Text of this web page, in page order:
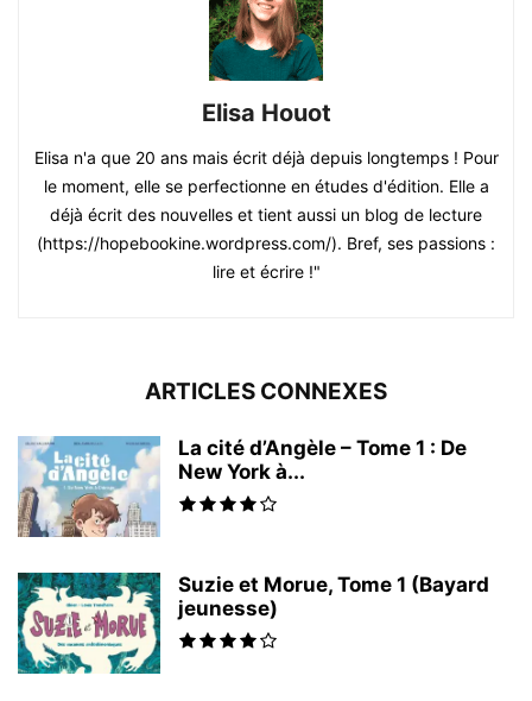
Elisa Houot
Elisa n'a que 20 ans mais écrit déjà depuis longtemps ! Pour
le moment, elle se perfectionne en études d'édition. Elle a
déjà écrit des nouvelles et tient aussi un blog de lecture
(https://hopebookine.wordpress.com/). Bref, ses passions :
lire et écrire !"
ARTICLES CONNEXES
La cité d’Angèle – Tome 1 : De
New York à...
Suzie et Morue, Tome 1 (Bayard
jeunesse)